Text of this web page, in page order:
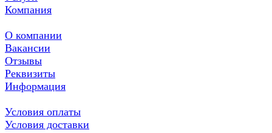
Компания
О компании
Вакансии
Отзывы
Реквизиты
Информация
Условия оплаты
Условия доставки